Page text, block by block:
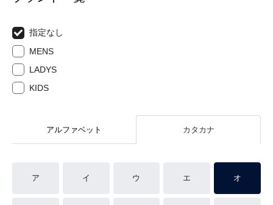
指定なし
MENS
LADYS
KIDS
アルファベット カタカナ
ア イ ウ エ オ